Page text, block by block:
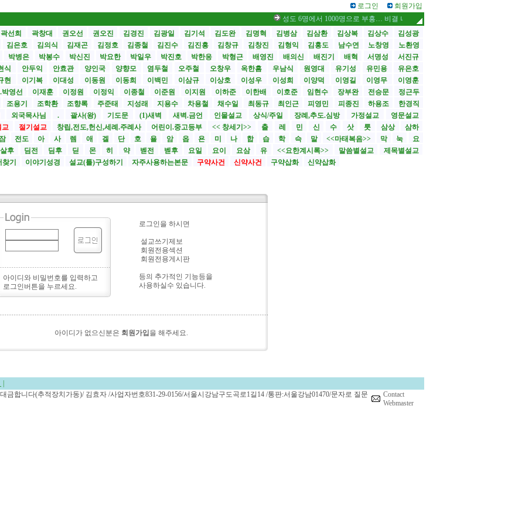
로그인 회원가입
성도 6명에서 1000명으로 부흥… 비결 나눕니다 /스틸 대사, 부임 첫날 영락교
곽선희 곽창대 권오선 권오진 김경진 김광일 김기석 김도완 김명혁 김병삼 김삼환 김상복 김상수
김성광
김은호 김의식 김재곤 김정호 김종철 김진수 김진흥 김창규 김창진 김형익 김홍도 남수연 노창영
노환영
박병은 박봉수 박신진 박요한 박일우 박진호 박한응 박형근 배영진 배의신 배진기 배혁 서명성
서진규
식 안두익 안효관 양인국 양향모 염두철 오주철 오창우 옥한흠 우남식 원영대 유기성 유민용
유은호
현 이기복 이대성 이동원 이동희 이백민 이삼규 이상호 이성우 이성희 이양덕 이영길 이영무
이영훈
박영선 이재훈 이정원 이정익 이종철 이준원 이지원 이하준 이한배 이호준 임현수 장부완 전승문
정근두
조용기 조학환 조향록 주준태 지성래 지용수 차용철 채수일 최동규 최인근 피영민 피종진 하용조
한경직
외국목사님 . 괄사(왕) 기도문 (1)새벽 새벽.금언 인물설교 상식/주일 장례,추도.심방 가정설교
영문설교
교 절기설교 창립,전도,헌신,세례.주례사 어린이.중고등부 << 창세기>> 출 레 민 신 수 삿 룻 삼상
삼하
잠 전도 아 사 렘 애 겔 단 호 욜 암 옵 욘 미 나 합 습 학 슥 말 <<마태복음>> 막 눅
요
살후 딤전 딤후 딛 몬 히 약 벧전 벧후 요일 요이 요삼 유 <<요한계시록>> 말씀별설교
제목별설교
기 이야기성경 설교(틀)구성하기 자주사용하는본문 구약사건 신약사건 구약삽화 신약삽화
아이디와 비밀번호를 입력하고
로그인버튼을 누르세요.
로그인을 하시면
설교쓰기제보
회원전용섹션
회원전용게시판
등의 추가적인 기능등을
사용하실수 있습니다.
아이디가 없으신분은 회원가입 을 해주세요.
금합니다(추적장치가동)/ 김효자 /사업자번호831-29-0156/서울시강남구도곡로1길14 /통판:서울강남01470/문자로 질문
Contact
Webmaster